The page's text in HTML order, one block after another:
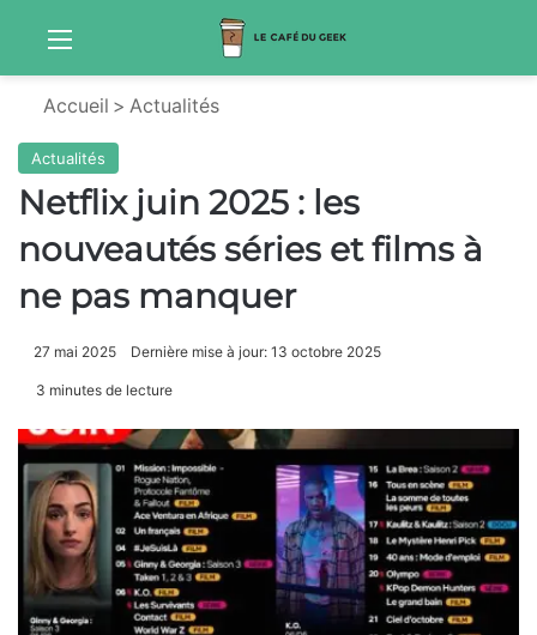
Menu
Accueil > Actualités
Actualités
Netflix juin 2025 : les
nouveautés séries et films à
ne pas manquer
27 mai 2025 Dernière mise à jour: 13 octobre 2025
3 minutes de lecture